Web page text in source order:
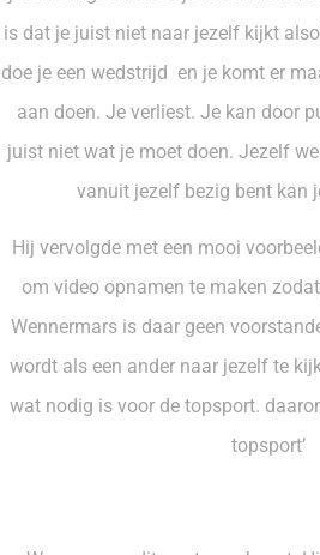
is dat je juist niet naar jezelf kijkt
doe je een wedstrijd en je komt er
aan doen. Je verliest. Je kan door
juist niet wat je moet doen. Jezelf
vanuit jezelf bezig bent kan
Hij vervolgde met een mooi
om video opnamen te maken
Wennermars is daar geen
wordt als een ander naar jezelf te
wat nodig is voor de topsport.
topsport’